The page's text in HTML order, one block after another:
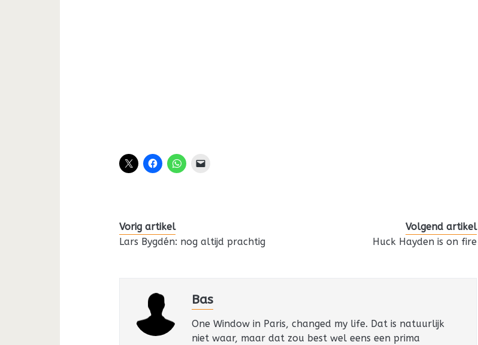
Vorig artikel
Lars Bygdén: nog altijd prachtig
Volgend artikel
Huck Hayden is on fire
Bas
One Window in Paris, changed my life. Dat is natuurlijk
niet waar, maar dat zou best wel eens een prima